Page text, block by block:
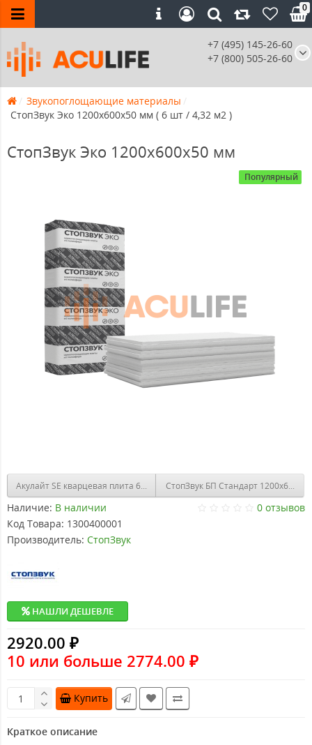
+7 (495) 145-26-60
+7 (800) 505-26-60
0
Звукопоглощающие материалы
СтопЗвук Эко 1200х600х50 мм ( 6 шт / 4,32 м2 )
СтопЗвук Эко 1200х600х50 мм
Популярный
Акулайт SE кварцевая плита 610x1170х50 мм, в упаковке 12шт / 8,56
СтопЗвук БП Стандарт
Наличие: В наличии
0 отзывов
Код Товара: 1300400001
Производитель: СтопЗвук
НАШЛИ ДЕШЕВЛЕ
2920.00 ₽
10 или больше 2774.00 ₽
Купить
Краткое описание